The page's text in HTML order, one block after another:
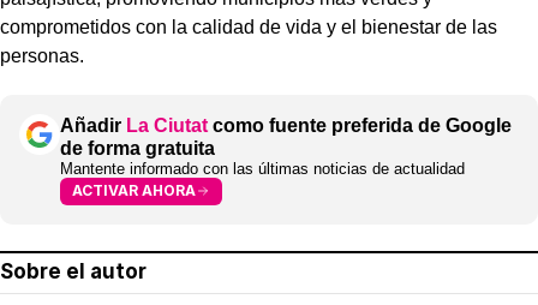
comprometidos con la calidad de vida y el bienestar de las
personas.
Añadir La Ciutat como fuente preferida de Google
de forma gratuita
Mantente informado con las últimas noticias de actualidad
ACTIVAR AHORA
Sobre el autor